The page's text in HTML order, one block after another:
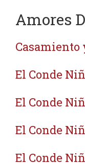
Amores
El Conde
El Conde
El Conde
El Conde